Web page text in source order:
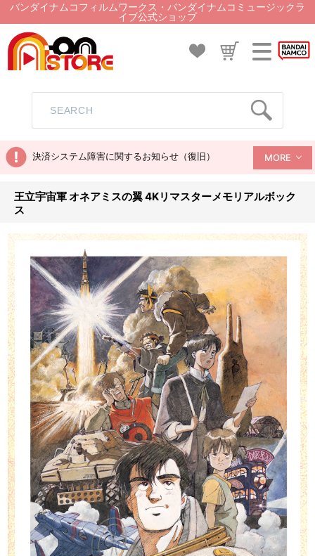
バンダイナムコフィルムワークス・バンダイナムコミュージックラ
イブ公式ショップ
決済システム障害に関するお知らせ（復旧） MORE
王立宇宙軍 オネアミスの翼 4Kリマスターメモリアルボック
ス
王立宇宙軍 オネアミスの翼 4Kリマスターメモリアルボックス (4K ULTRA